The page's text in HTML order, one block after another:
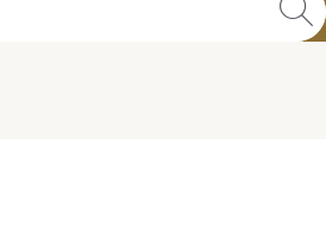
ferramentas